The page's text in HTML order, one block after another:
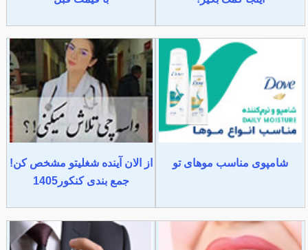
شامپوی مناسب موهای تو
از الان آینده شغلیتو مشخص کن!
جمع بندی کنکور1405